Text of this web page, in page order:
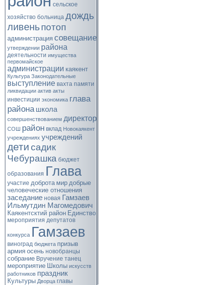
сельское
хозяйство больница дождь
ливеньпотоп
администрация совещание
утверждении района
деятельности имущества
первомайское
администрации каякент
Культура Законодательные
выступление вахта памяти
ликвидации актив акты
инвестиции экономика глава
района школа
совершенствованием директор
СОШ район вклад Новокаякент
учреждениях учреждений
детисадик
Чебурашка бюджет
образования Глава
участие доброта мир добрые
человеческие отношения
заседание новая Гамзаев
Ильмутдин Магомедович
Каякентсктий район Единство
мероприятия депутатов
конкурса Гамзаев
виноград бюджета призыв
армия осень новобранцы
собрание Вручение танец
мероприятие Школы искусств
работников праздник
Культуры Дворца главы